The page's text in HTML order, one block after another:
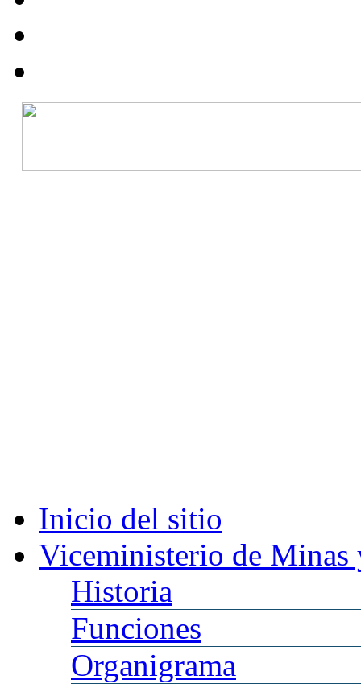
Inicio del sitio
Viceministerio de Minas
Historia
Funciones
Organigrama